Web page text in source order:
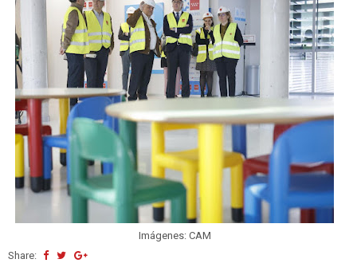
Imágenes: CAM
Share: